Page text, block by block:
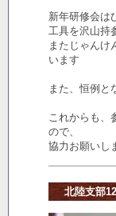
新年研修会は
工具を沢山持
またじゃんけ
います
また、恒例と
これからも、
ので、
協力お願いし
北陸支部